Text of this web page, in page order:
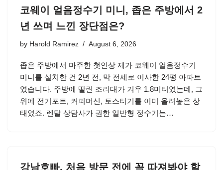
코웨이 얼음정수기 미니, 좁은 주방에서 2
년 쓰며 느낀 장단점은?
by Harold Ramirez August 6, 2026
좁은 주방에서 마주한 첫인상 제가 코웨이 얼음정수기
미니를 설치한 건 2년 전, 막 전세로 이사한 24평 아파트
였습니다. 주방에 딸린 조리대가 겨우 1.8미터였는데, 그
위에 전기포트, 커피머신, 토스터기를 이미 올려놓은 상
태였죠. 렌탈 상담사가 권한 일반형 정수기는…
강남호빠, 처음 방문 전에 꼭 따져봐야 할